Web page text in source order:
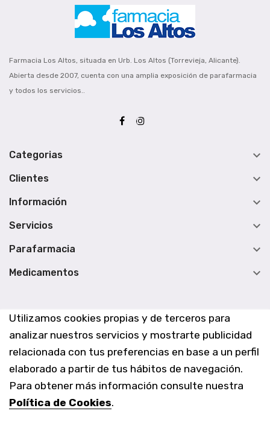
Utilizamos cookies propias y de terceros para
analizar nuestros servicios y mostrarte publicidad
relacionada con tus preferencias en base a un perfil
elaborado a partir de tus hábitos de navegación.
Para obtener más información consulte nuestra
Política de Cookies.
Farmacia Los Altos, situada en Urb. Los Altos (Torrevieja, Alicante).
Abierta desde 2007, cuenta con una amplia exposición de parafarmacia
y todos los servicios..
Categorias 
Clientes 
Información 
Servicios 
Parafarmacia 
Medicamentos 